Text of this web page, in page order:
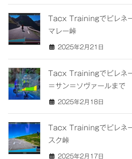
Tacx Trainingでピレネ
マレー峠
2025年2月21日
Tacx Trainingでピレ
＝サン＝ソヴァールまで
2025年2月18日
Tacx Trainingでピレ
スク峠
2025年2月17日